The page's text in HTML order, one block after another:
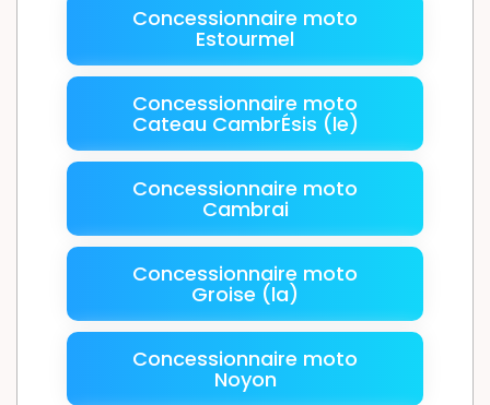
Concessionnaire moto
Estourmel
Concessionnaire moto
Cateau CambrÉsis (le)
Concessionnaire moto
Cambrai
Concessionnaire moto
Groise (la)
Concessionnaire moto
Noyon